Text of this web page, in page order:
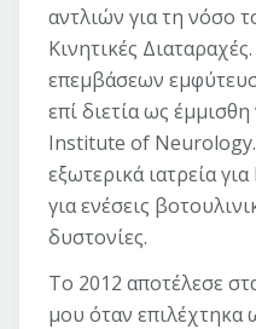
αντλιών για τη νόσο
Kινητικές
επεμβάσεων
επί διετία ως
Institute of Neurology.
εξωτερικά ιατρεία
για ενέσεις
δυστονίες.
Το 2012 αποτέλεσε
μου όταν επιλέχτηκα